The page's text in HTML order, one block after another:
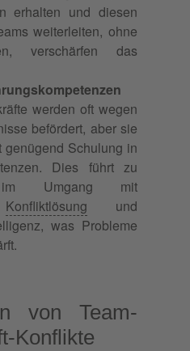
erhalten und diesen
weiterleiten, ohne
verschärfen das
werden oft wegen
befördert, aber sie
genügend Schulung in
Dies führt zu
im Umgang mit
Konfliktlösung und
was Probleme
von Team-
Konflikte